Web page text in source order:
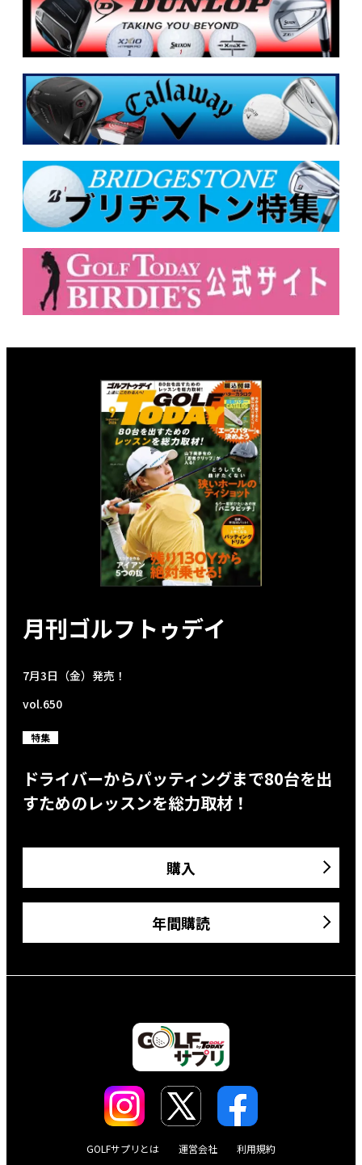
月刊ゴルフトゥデイ
7月3日（金）発売！
vol.650
特集
ドライバーからパッティングまで80台を出
すためのレッスンを総力取材！
購入
年間購読
GOLFサプリとは 運営会社
利用規約